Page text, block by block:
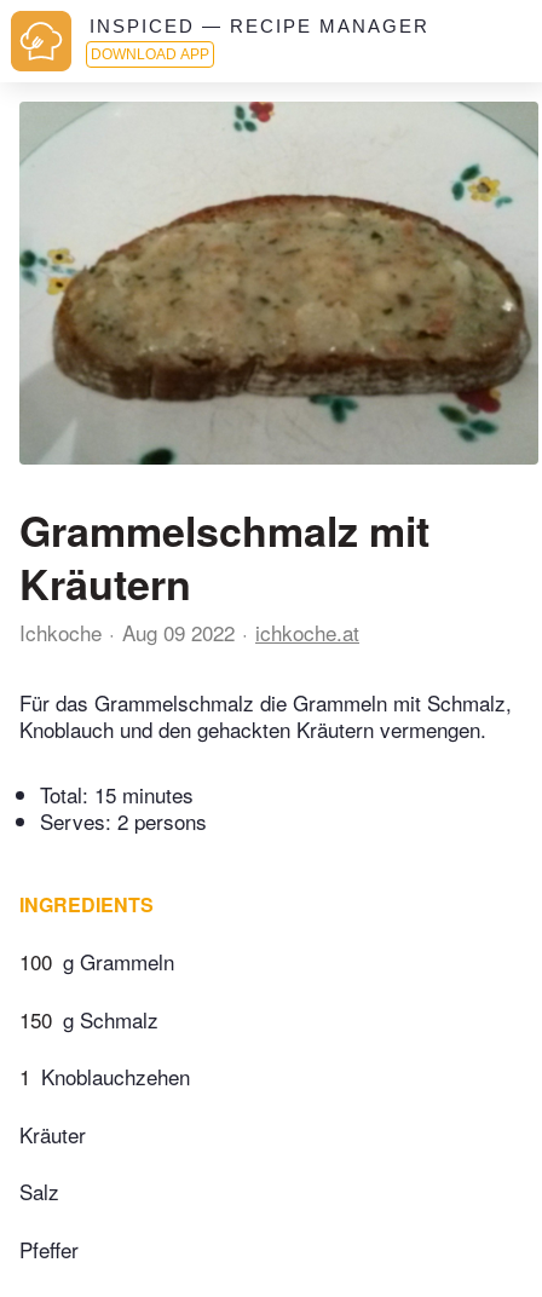
INSPICED — RECIPE MANAGER
DOWNLOAD APP
Grammelschmalz mit
Kräutern
Ichkoche Aug 09 2022 ichkoche.at
Für das Grammelschmalz die Grammeln mit Schmalz,
Knoblauch und den gehackten Kräutern vermengen.
Total: 15 minutes
Serves: 2 persons
INGREDIENTS
100 g Grammeln
150 g Schmalz
1 Knoblauchzehen
Kräuter
Salz
Pfeffer